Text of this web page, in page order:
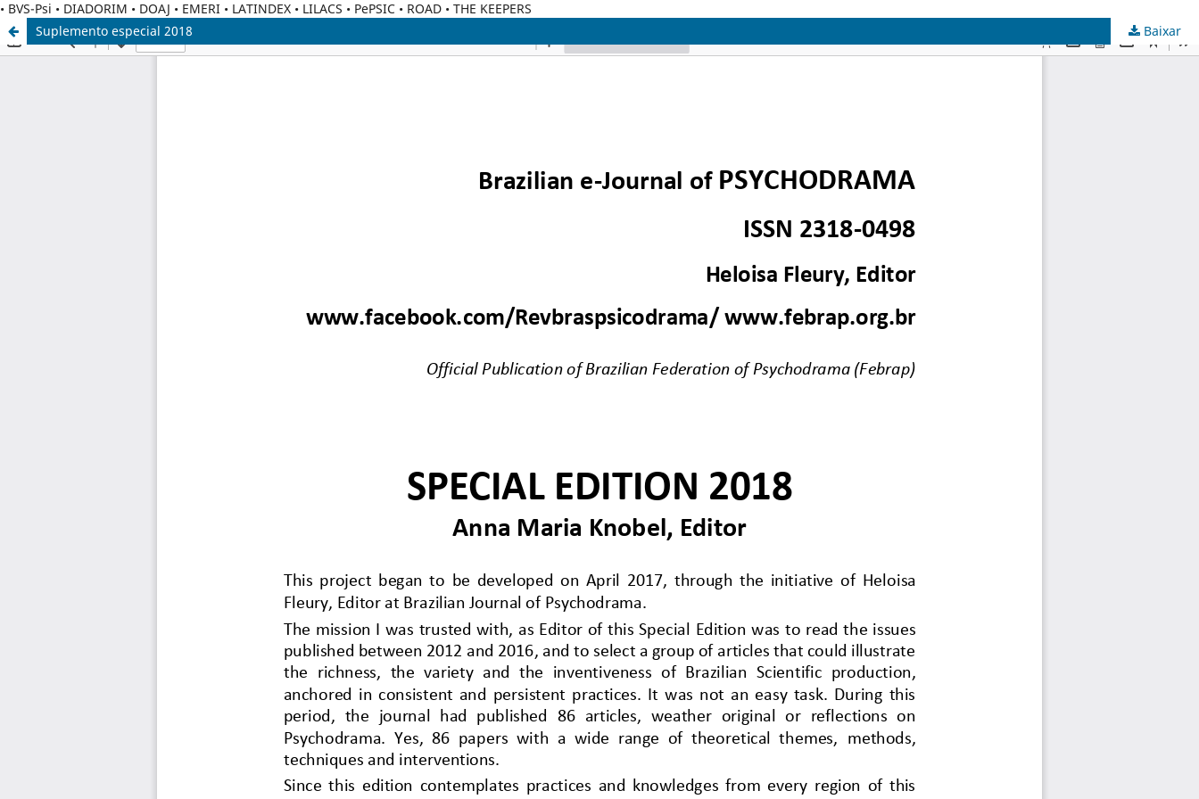
• BVS-Psi • DIADORIM • DOAJ • EMERI • LATINDEX • LILACS • PePSIC • ROAD • THE KEEPERS
Suplemento especial 2018
Baixar